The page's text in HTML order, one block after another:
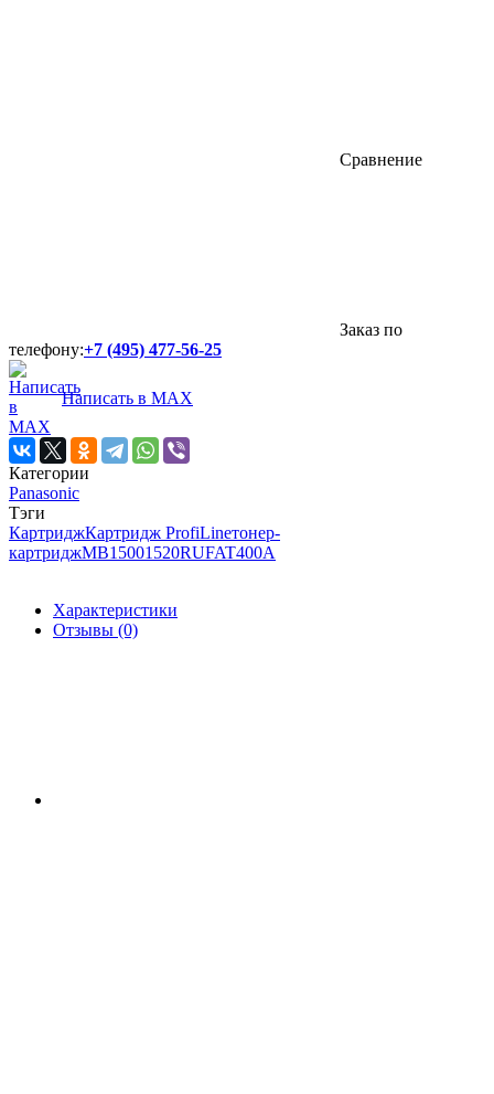
Сравнение
Заказ по
телефону:+7 (495) 477-56-25
Написать в MAX
Категории
Panasonic
Тэги
КартриджКартридж ProfiLineтонер-
картриджMB15001520RUFAT400A
Характеристики
Отзывы (0)